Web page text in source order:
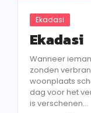
Ekadasi
Ekadasi
Wanneer
zonden
woonplaats
dag voor het
is verschenen...